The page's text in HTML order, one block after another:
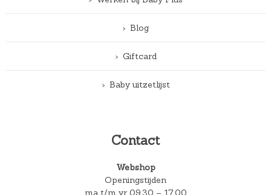
Blog
Giftcard
Baby uitzetlijst
Contact
Webshop
Openingstijden
ma t/m vr 09.30 – 17.00